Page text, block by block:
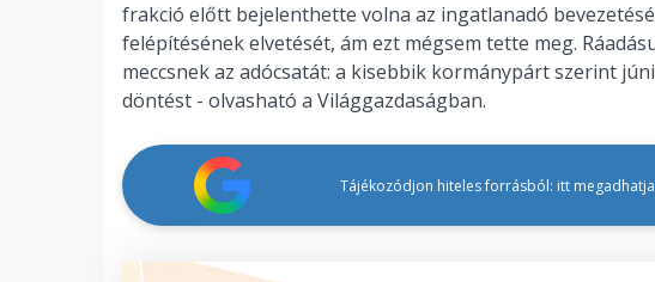
frakció előtt bejelenthette volna az ingatlanadó
felépítésének elvetését, ám ezt mégsem tette meg.
meccsnek az adócsatát: a kisebbik kormánypárt szerint
döntést - olvasható a Világgazdaságban.
Tájékozódjon hiteles forrásból: itt